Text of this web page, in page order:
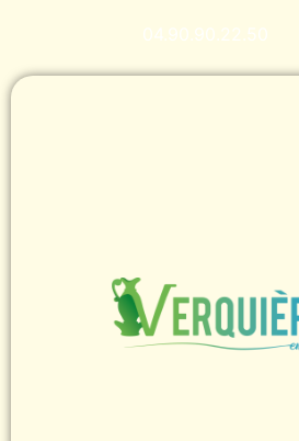
04.90.90.22.50